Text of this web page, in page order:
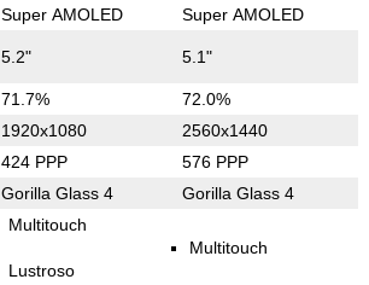
Super AMOLED Super AMOLED
5.2" 5.1"
71.7% 72.0%
1920x1080 2560x1440
424 PPP 576 PPP
Gorilla Glass 4 Gorilla Glass 4
Multitouch
Lustroso
Multitouch